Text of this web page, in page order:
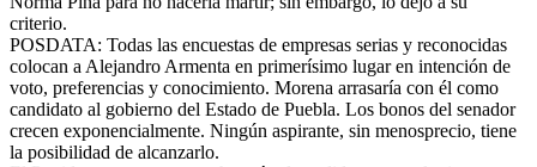
criterio.
POSDATA: Todas las encuestas de empresas serias y reconocidas
colocan a Alejandro Armenta en primerísimo lugar en intención de
voto, preferencias y conocimiento. Morena arrasaría con él como
candidato al gobierno del Estado de Puebla. Los bonos del senador
crecen exponencialmente. Ningún aspirante, sin menosprecio, tiene
la posibilidad de alcanzarlo.